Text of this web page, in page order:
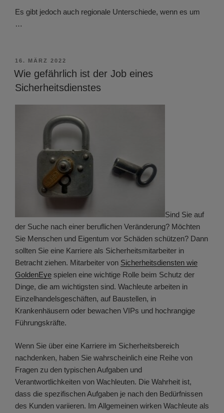
Es gibt jedoch auch regionale Unterschiede, wenn es um
…
VERÖFFENTLICHT
AM
16. MÄRZ 2022
Wie gefährlich ist der Job eines
Sicherheitsdienstes
Sind Sie auf
der Suche nach einer beruflichen Veränderung? Möchten
Sie Menschen und Eigentum vor Schäden schützen? Dann
sollten Sie eine Karriere als Sicherheitsmitarbeiter in
Betracht ziehen. Mitarbeiter von Sicherheitsdiensten wie
GoldenEye spielen eine wichtige Rolle beim Schutz der
Dinge, die am wichtigsten sind. Wachleute arbeiten in
Einzelhandelsgeschäften, auf Baustellen, in
Krankenhäusern oder bewachen VIPs und hochrangige
Führungskräfte.
Wenn Sie über eine Karriere im Sicherheitsbereich
nachdenken, haben Sie wahrscheinlich eine Reihe von
Fragen zu den typischen Aufgaben und
Verantwortlichkeiten von Wachleuten. Die Wahrheit ist,
dass die spezifischen Aufgaben je nach den Bedürfnissen
des Kunden variieren. Im Allgemeinen wirken Wachleute als